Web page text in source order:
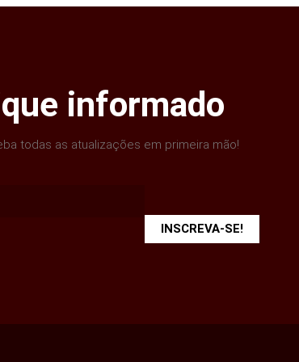
informado
todas as atualizações em primeira mão!
INSCREVA-SE!